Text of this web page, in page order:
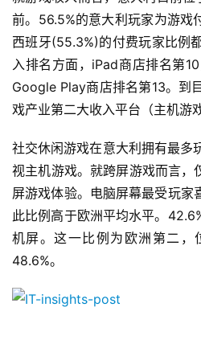
游
戏
0
2
第
十
三
届
金
奖
前。56.5%的意大利玩家为游戏
西班牙(55.3%)的付费玩家比例
入排名方面，iPad商店排名第
Google Play商店排名第13。到
戏产业第二大收入平台（主机游
社交休闲游戏在意大利拥有最多
视主机游戏。就跨屏游戏而言，
屏游戏体验。电脑屏幕最受玩家
此比例高于欧洲平均水平。
机屏。这一比例为欧洲第二，
48.6%。